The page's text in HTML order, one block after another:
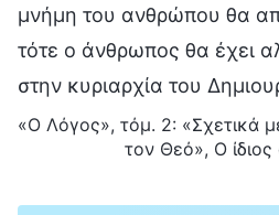
μνήμη του ανθρώπου θα
τότε ο άνθρωπος θα έχει
στην κυριαρχία του
«Ο Λόγος», τόμ. 2: «Σχετικά
τον Θεό», Ο